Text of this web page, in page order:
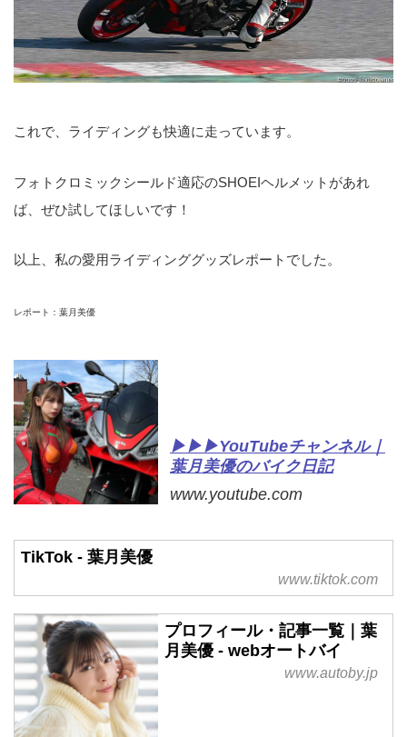
これで、ライディングも快適に走っています。
フォトクロミックシールド適応のSHOEIヘルメットがあれ
ば、ぜひ試してほしいです！
以上、私の愛用ライディンググッズレポートでした。
レポート：葉月美優
▶▶▶YouTubeチャンネル｜
葉月美優のバイク日記
www.youtube.com
TikTok - 葉月美優
www.tiktok.com
プロフィール・記事一覧｜葉
月美優 - webオートバイ
www.autoby.jp